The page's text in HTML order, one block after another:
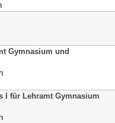
Gymnasium und
I für Lehramt Gymnasium